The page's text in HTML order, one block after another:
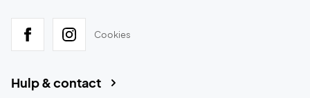
Cookies
Hulp & contact